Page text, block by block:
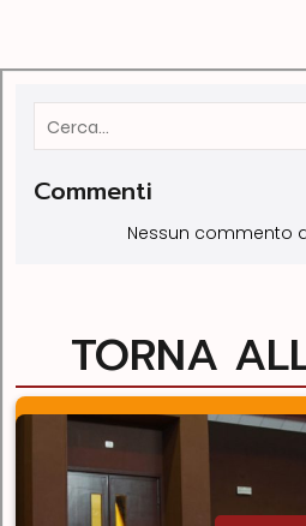
Commenti
Nessun commento
TORNA